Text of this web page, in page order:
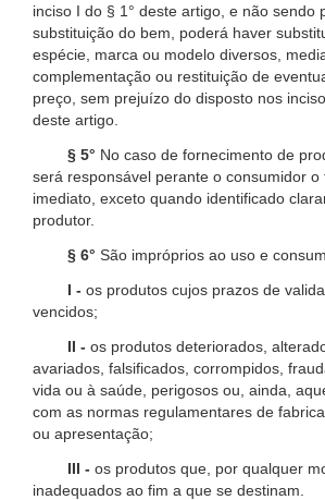
inciso I do § 1° deste artigo, e não sendo
substituição do bem, poderá haver
espécie, marca ou modelo diversos,
complementação ou restituição de
preço, sem prejuízo do disposto nos
deste artigo.
§ 5° No caso de fornecimento de
será responsável perante o consumidor o
imediato, exceto quando identificado
produtor.
§ 6° São impróprios ao uso e
I - os produtos cujos prazos de
vencidos;
II - os produtos deteriorados,
avariados, falsificados, corrompidos,
vida ou à saúde, perigosos ou, ainda,
com as normas regulamentares de
ou apresentação;
III - os produtos que, por qualquer
inadequados ao fim a que se destinam.